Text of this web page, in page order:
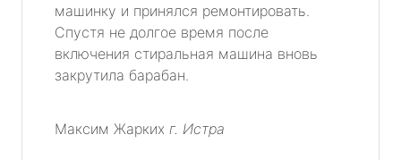
машинку и принялся ремонтировать.
Спустя не долгое время после
включения стиральная машина вновь
закрутила барабан.
Максим Жарких г. Истра